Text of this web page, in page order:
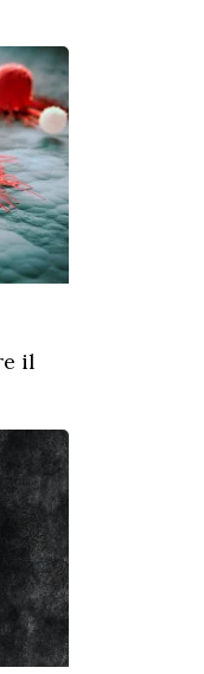
il